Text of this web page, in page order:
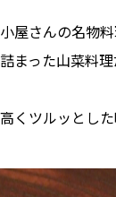
屋さんの名物
まった山菜料
くツルッとし